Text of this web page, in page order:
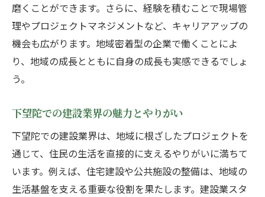
磨くことができます。さらに、経験を積むことで現場管
理やプロジェクトマネジメントなど、キャリアアップの
機会も広がります。地域密着型の企業で働くことによ
り、地域の成長とともに自身の成長も実感できるでしょ
う。
下望陀での建設業界の魅力とやりがい
下望陀での建設業界は、地域に根ざしたプロジェクトを
通じて、住民の生活を直接的に支えるやりがいに満ちて
います。例えば、住宅建設や公共施設の整備は、地域の
生活基盤を支える重要な役割を果たします。建設業スタ